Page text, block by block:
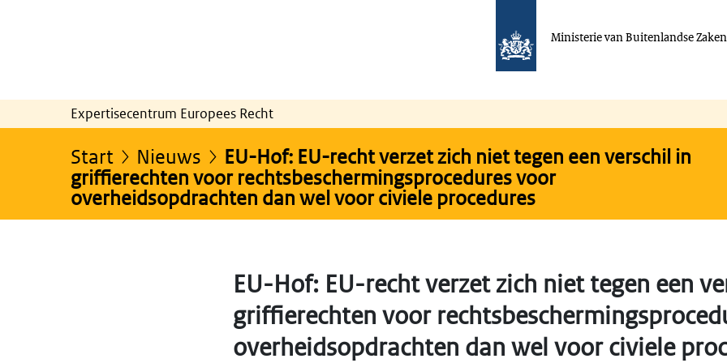
Ministerie van Buitenlandse Zaken
Expertisecentrum Europees Recht
Start Nieuws
EU-Hof: EU-recht verzet zich niet tegen een verschil in
griffierechten voor rechtsbeschermingsprocedures voor
overheidsopdrachten dan wel voor civiele procedures
EU-Hof: EU-recht verzet zich niet tegen een
griffierechten voor
overheidsopdrachten dan wel voor civiele